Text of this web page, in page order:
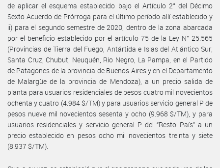
de aplicar el esquema establecido bajo el Artículo 2° del Décimo
Sexto Acuerdo de Prórroga para el último período allí establecido y
ii) para el segundo semestre de 2020, dentro de la zona abarcada
por el beneficio establecido por el artículo 75 de la Ley N° 25.565
(Provincias de Tierra del Fuego, Antártida e Islas del Atlántico Sur;
Santa Cruz, Chubut; Neuquén, Rio Negro, La Pampa, en el Partido
de Patagones de la provincia de Buenos Aires y en el Departamento
de Malargüe de la provincia de Mendoza), a un precio salida de
planta para usuarios residenciales de pesos cuatro mil novecientos
ochenta y cuatro (4.984 $/TM) y para usuarios servicio general P de
pesos nueve mil novecientos sesenta y ocho (9.968 $/TM), y para
usuarios residenciales y servicio general P del “Resto País” a un
precio establecido en pesos ocho mil novecientos treinta y siete
(8.937 $/TM).